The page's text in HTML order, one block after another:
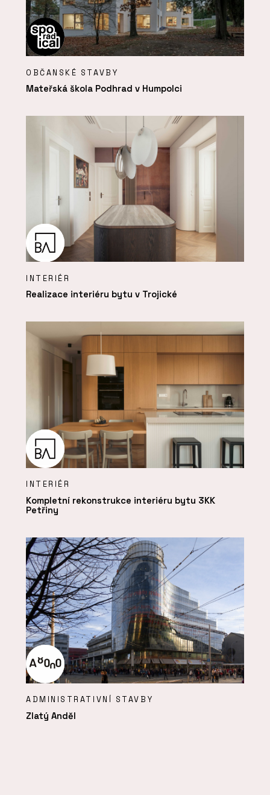
OBČANSKÉ STAVBY
Mateřská škola Podhrad v Humpolci
INTERIÉR
Realizace interiéru bytu v Trojické
INTERIÉR
Kompletní rekonstrukce interiéru bytu 3KK
Petřiny
ADMINISTRATIVNÍ STAVBY
Zlatý Anděl